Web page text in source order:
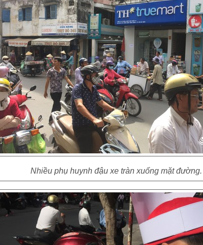
Nhiều phụ huynh đậu xe tràn xuống mặt đường.